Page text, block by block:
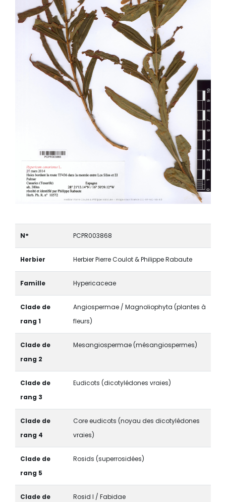
N° PCPR003868
Herbier Herbier Pierre Coulot & Philippe Rabaute
Famille Hypericaceae
Clade de
rang 1
Angiospermae / Magnoliophyta (plantes à
fleurs)
Clade de
rang 2
Mesangiospermae (mésangiospermes)
Clade de
rang 3
Eudicots (dicotylédones vraies)
Clade de
rang 4
Core eudicots (noyau des dicotylédones
vraies)
Clade de
rang 5
Rosids (superrosidées)
Clade de
Rosid I / Fabidae